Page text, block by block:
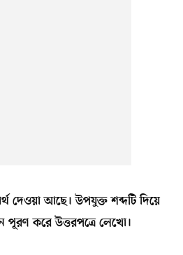
দেওয়া আছে। উপযুক্ত শব্দটি দিয়ে
পূরণ করে উত্তরপত্রে লেখো।